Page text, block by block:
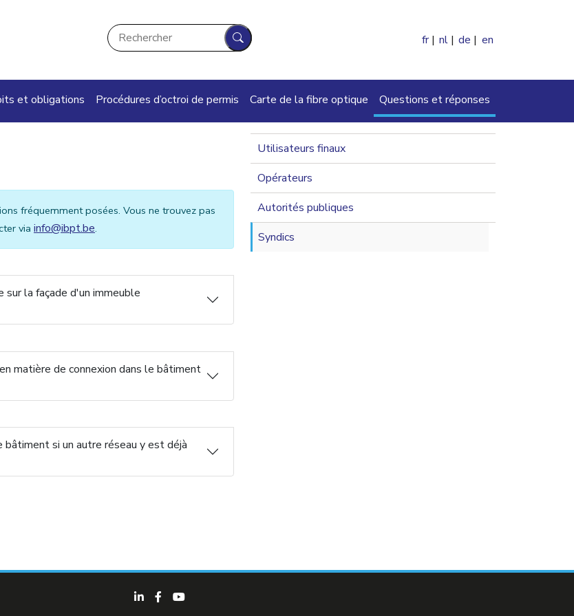
Rechercher
Rechercher
fr nl de en
et obligations Procédures d’octroi de permis Carte de la fibre optique Questions et réponses
fréquemment posées. Vous ne trouvez pas
via info@ibpt.be.
la façade d'un immeuble
matière de connexion dans le bâtiment
si un autre réseau y est déjà
navigation 2nd level
Utilisateurs finaux
Opérateurs
Autorités publiques
Syndics